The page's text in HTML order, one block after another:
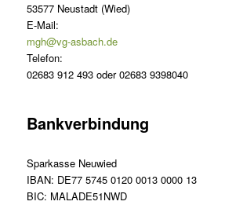
53577 Neustadt (Wied)
E-Mail:
mgh@vg-asbach.de
Telefon:
02683 912 493 oder 02683 9398040
Bankverbindung
Sparkasse Neuwied
IBAN: DE77 5745 0120 0013 0000 13
BIC: MALADE51NWD